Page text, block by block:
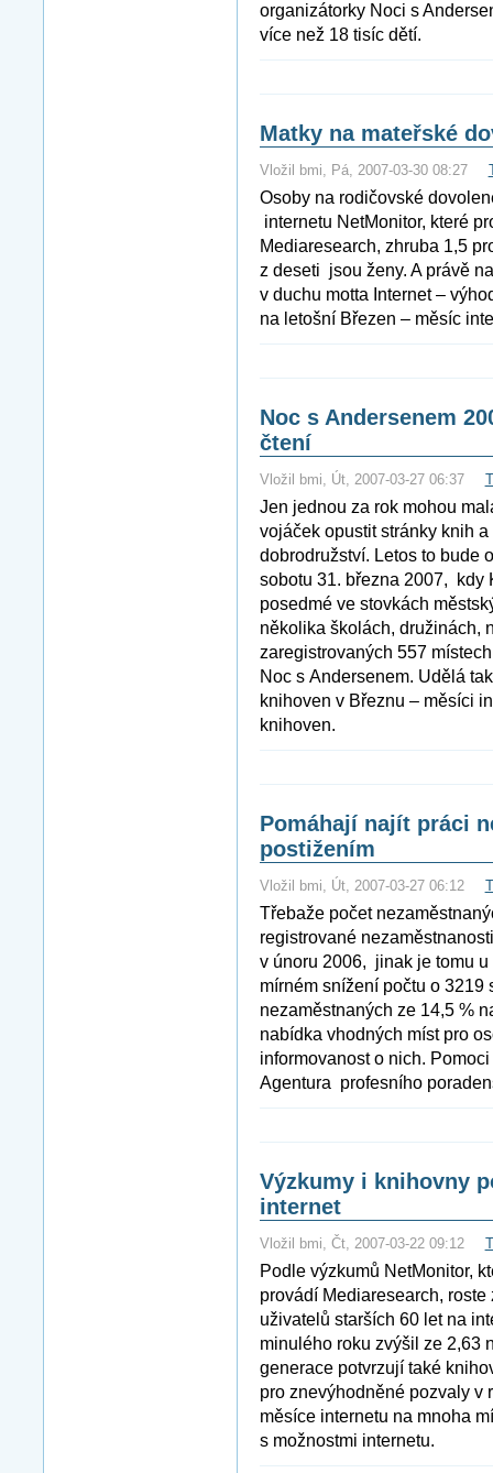
organizátorky Noci s
více než 18 tisíc dětí.
Matky na mateřské
Vložil bmi, Pá, 2007-03-30 08:27
Osoby na rodičovské
internetu NetMonitor, které
Mediaresearch, zhruba 1,5
z deseti jsou ženy. A právě
v duchu motta Internet –
na letošní Březen – měsíc
Noc s Andersenem
čtení
Vložil bmi, Út, 2007-03-27 06:37
Jen jednou za rok mohou
vojáček opustit stránky knih
dobrodružství. Letos to bude
sobotu 31. března 2007, kdy
posedmé ve stovkách
několika školách, družinách,
zaregistrovaných 557
Noc s Andersenem. Udělá
knihoven v Březnu – měsíci
knihoven.
Pomáhají najít práci
postižením
Vložil bmi, Út, 2007-03-27 06:12
Třebaže počet
registrované
v únoru 2006, jinak je tomu
mírném snížení počtu o
nezaměstnaných ze 14,5 %
nabídka vhodných míst pro
informovanost o nich.
Agentura profesního
Výzkumy i knihovny
internet
Vložil bmi, Čt, 2007-03-22 09:12
Podle výzkumů NetMonitor,
provádí Mediaresearch,
uživatelů starších 60 let na
minulého roku zvýšil ze 2,63
generace potvrzují také
pro znevýhodněné pozvaly
měsíce internetu na mnoha
s možnostmi internetu.